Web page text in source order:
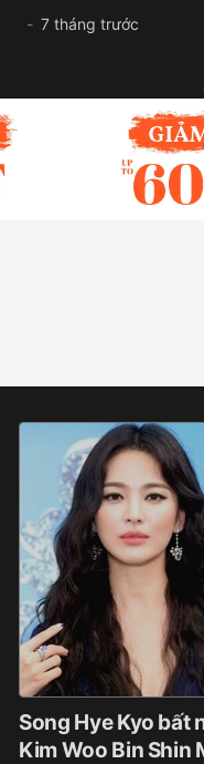
7 tháng trước
Song Hye Kyo bất
Kim Woo Bin Shin